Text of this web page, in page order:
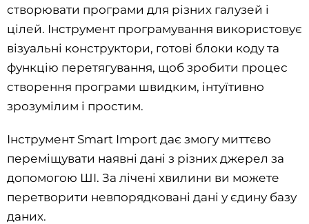
створювати програми для різних галузей і
цілей. Інструмент програмування використовує
візуальні конструктори, готові блоки коду та
функцію перетягування, щоб зробити процес
створення програми швидким, інтуїтивно
зрозумілим і простим.
Інструмент Smart Import дає змогу миттєво
переміщувати наявні дані з різних джерел за
допомогою ШІ. За лічені хвилини ви можете
перетворити невпорядковані дані у єдину базу
даних.